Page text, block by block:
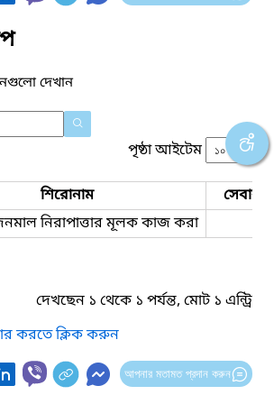
দেখান
পৃষ্ঠা আইটেম
শিরোনাম
সেবার
নিরাপাত্তার মূলক কাজ করা
দেখছেন ১ থেকে ১ পর্যন্ত, মোট ১ এন্ট্রি
করতে ক্লিক করুন
আপনার মতামত প্রদান করুন